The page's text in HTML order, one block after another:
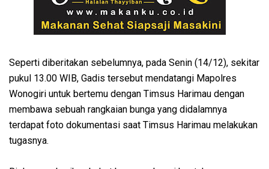
Seperti diberitakan sebelumnya, pada Senin (14/12), sekitar
pukul 13.00 WIB, Gadis tersebut mendatangi Mapolres
Wonogiri untuk bertemu dengan Timsus Harimau dengan
membawa sebuah rangkaian bunga yang didalamnya
terdapat foto dokumentasi saat Timsus Harimau melakukan
tugasnya.